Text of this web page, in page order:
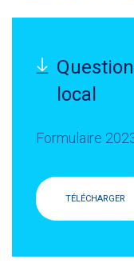
local
Formulaire
TÉLÉCHARGER